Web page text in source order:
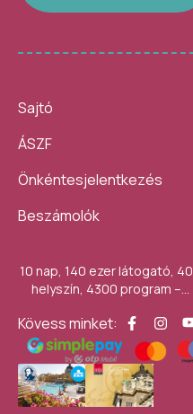
Sajtó
ÁSZF
Önkéntesjelentkezés
Beszámolók
10 nap, 140 ezer látogató, 40
helyszín, 4300 program –
Művészetek Völgye
Kövess minket: